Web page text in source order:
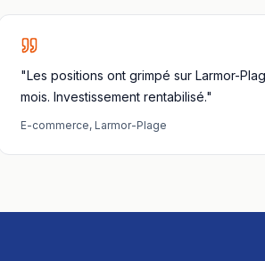
"Les positions ont grimpé sur Larmor-
mois. Investissement rentabilisé."
E-commerce, Larmor-Plage